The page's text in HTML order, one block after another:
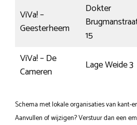
ViVa! –
Geesterheem
Dokter
15
ViVa! – De
Cameren
Lage Weide 3
Schema met lokale organisaties van kant-
Aanvullen of wijzigen? Verstuur dan een